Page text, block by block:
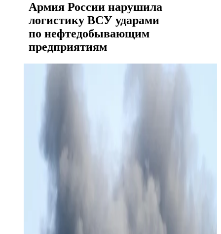
Армия России нарушила
логистику ВСУ ударами
по нефтедобывающим
предприятиям